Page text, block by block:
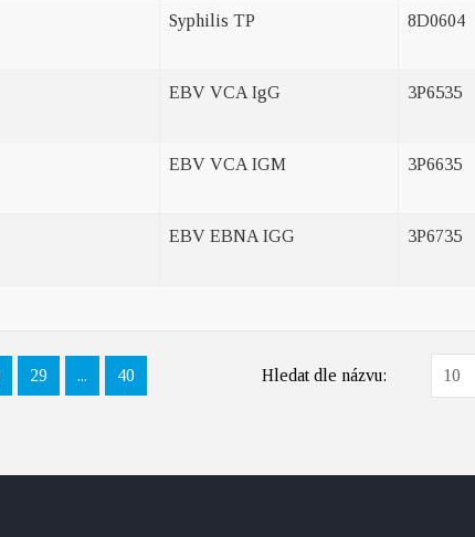
Syphilis TP 8D0604
EBV VCA IgG 3P6535
EBV VCA IGM 3P6635
EBV EBNA IGG 3P6735
29 ... 40 Hledat dle názvu: